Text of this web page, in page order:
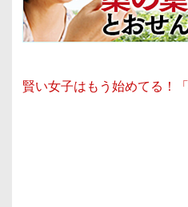
賢い女子はもう始めてる！